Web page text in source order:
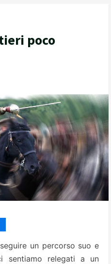
poco
un percorso suo e
sentiamo relegati a un